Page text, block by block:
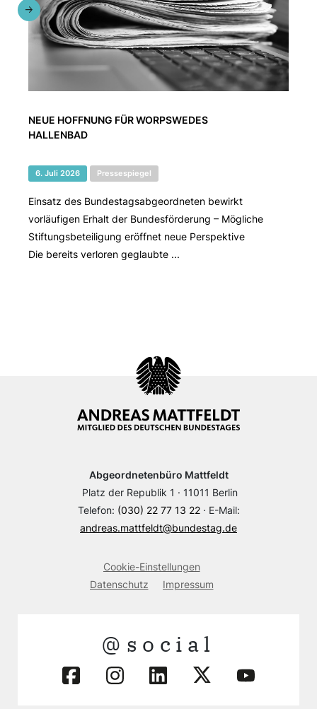
NEUE HOFFNUNG FÜR WORPSWEDES
HALLENBAD
6. Juli 2026 Pressespiegel
Einsatz des Bundestagsabgeordneten bewirkt
vorläufigen Erhalt der Bundesförderung – Mögliche
Stiftungsbeteiligung eröffnet neue Perspektive
Die bereits verloren geglaubte ...
Abgeordnetenbüro Mattfeldt
Platz der Republik 1 · 11011 Berlin
Telefon: (030) 22 77 13 22· E-Mail:
andreas.mattfeldt@bundestag.de
Cookie-Einstellungen
Datenschutz
Impressum
@social